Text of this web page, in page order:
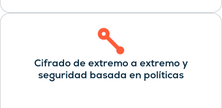
Cifrado de extremo a extremo y
seguridad basada en políticas